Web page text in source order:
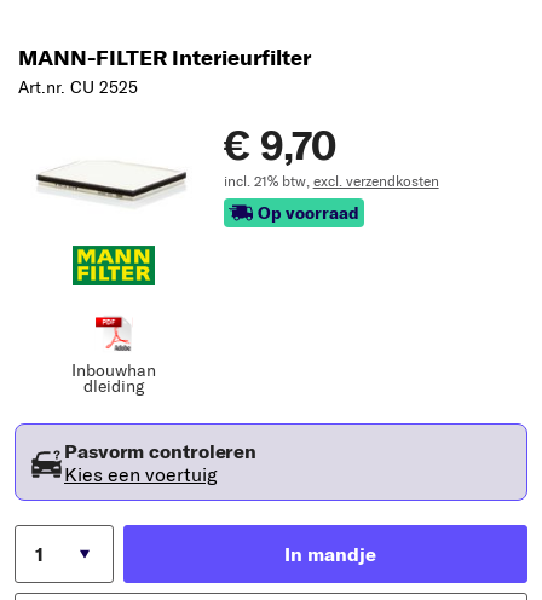
MANN-FILTER Interieurfilter
Art.nr. CU 2525
Inbouwhan
dleiding
€ 9,70
incl. 21% btw, excl. verzendkosten
Op voorraad
Pasvorm controleren
Kies een voertuig
In mandje